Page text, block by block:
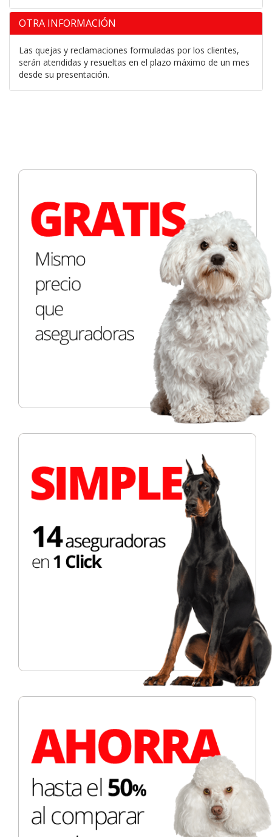
OTRA INFORMACIÓN
Las quejas y reclamaciones formuladas por los clientes,
serán atendidas y resueltas en el plazo máximo de un mes
desde su presentación.